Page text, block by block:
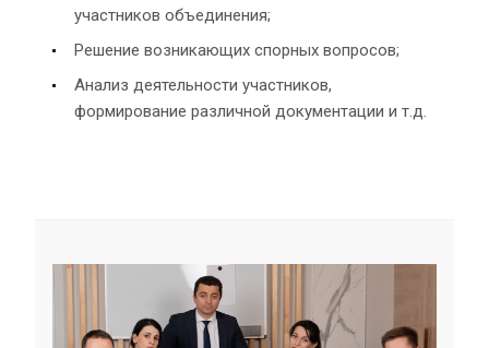
участников объединения;
Решение возникающих спорных вопросов;
Анализ деятельности участников,
формирование различной документации и т.д.